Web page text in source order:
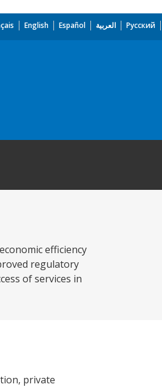
English Español العربية Русский
efficiency
regulatory
of services in
private